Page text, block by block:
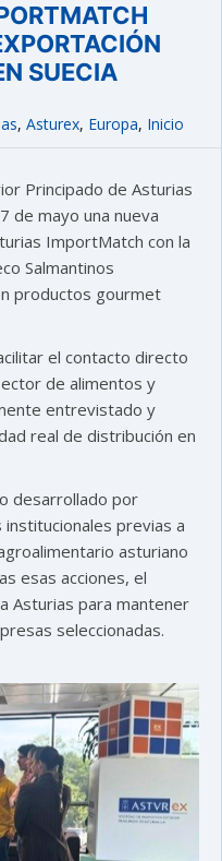
SUECIA
, Asturex, Europa, Inicio
Principado de Asturias
de mayo una nueva
ImportMatch con la
Salmantinos
productos gourmet
el contacto directo
de alimentos y
entrevistado y
real de distribución en
desarrollado por
previas a
asturiano
esas acciones, el
Asturias para mantener
seleccionadas.